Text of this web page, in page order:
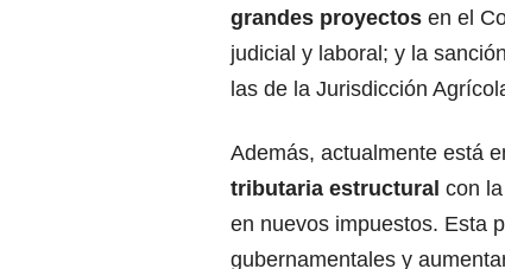
grandes proyectos en el
judicial y laboral; y la
las de la Jurisdicción
Además, actualmente está
tributaria estructural con
en nuevos impuestos. Esta
gubernamentales y